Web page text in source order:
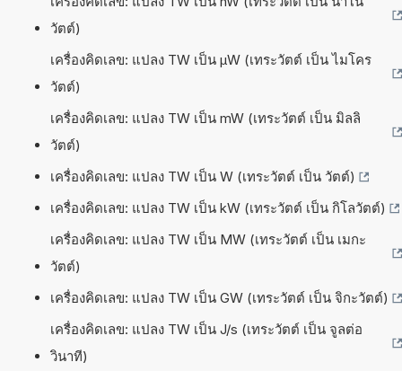
วัตต์)
เครื่องคิดเลข: แปลง TW เป็น µW (เทระวัตต์ เป็น ไมโคร
วัตต์)
เครื่องคิดเลข: แปลง TW เป็น mW (เทระวัตต์ เป็น มิลลิ
วัตต์)
เครื่องคิดเลข: แปลง TW เป็น W (เทระวัตต์ เป็น วัตต์)
เครื่องคิดเลข: แปลง TW เป็น kW (เทระวัตต์ เป็น กิโลวัตต์)
เครื่องคิดเลข: แปลง TW เป็น MW (เทระวัตต์ เป็น เมกะ
วัตต์)
เครื่องคิดเลข: แปลง TW เป็น GW (เทระวัตต์ เป็น จิกะวัตต์)
เครื่องคิดเลข: แปลง TW เป็น J/s (เทระวัตต์ เป็น จูลต่อ
วินาที)